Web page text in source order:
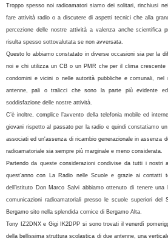
Troppo spesso noi radioamatori siamo dei solitari, rinchiusi
fare attività radio o a discutere di aspetti tecnici che alla
percezione delle nostre attività a valenza anche scientifica
risulta spesso sottovalutata se non avversata.
Questo lo abbiamo constatato in diverse occasioni sia per la
noi e chi utilizza un CB o un PMR che per il clima
condomini e vicini o nelle autorità pubbliche e comunali,
antenne, pali o tralicci che sono la parte più evidente
soddisfazione delle nostre attività.
C’è inoltre, complice l’avvento della telefonia mobile ed
giovani rispetto al passato per la radio e quindi constatiamo
associati ed un'assenza di ricambio generazionale in assenza
radioamatoriale sia sempre più marginale e meno considerata.
Partendo da queste considerazioni condivise da tutti i nostri
quest’anno con La Radio nelle Scuole e grazie ai contatti
dell’istituto Don Marco Salvi abbiamo ottenuto di tenere
comunicazioni radioamatoriali presso le scuole superiori del
Bergamo sito nella splendida cornice di Bergamo Alta.
Tony IZ2DNX e Gigi IK2DPP si sono trovati il venerdì
della bellissima struttura scolastica di due antenne, una